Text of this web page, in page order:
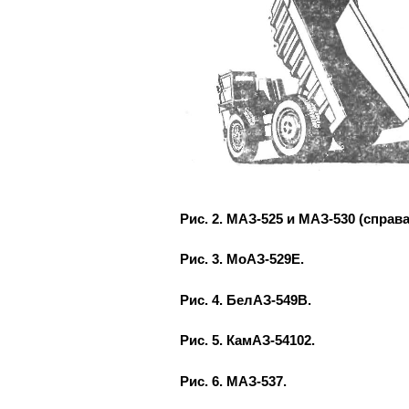
Рис. 2. МАЗ-525 и МАЗ-530
Рис. 3. МоАЗ-529Е.
Рис. 4. БелАЗ-549В.
Рис. 5. КамАЗ-54102.
Рис. 6. МАЗ-537.